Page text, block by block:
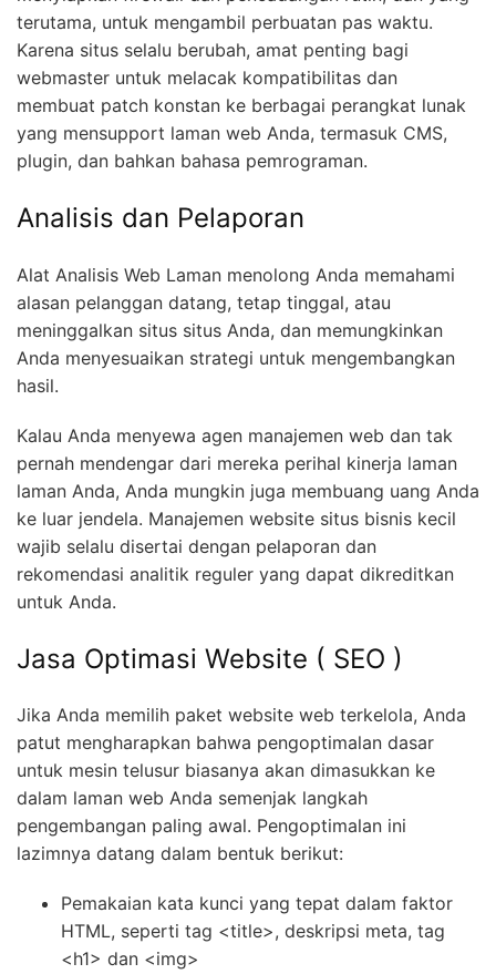
terutama, untuk mengambil perbuatan pas waktu.
Karena situs selalu berubah, amat penting bagi
webmaster untuk melacak kompatibilitas dan
membuat patch konstan ke berbagai perangkat lunak
yang mensupport laman web Anda, termasuk CMS,
plugin, dan bahkan bahasa pemrograman.
Analisis dan Pelaporan
Alat Analisis Web Laman menolong Anda memahami
alasan pelanggan datang, tetap tinggal, atau
meninggalkan situs situs Anda, dan memungkinkan
Anda menyesuaikan strategi untuk mengembangkan
hasil.
Kalau Anda menyewa agen manajemen web dan tak
pernah mendengar dari mereka perihal kinerja laman
laman Anda, Anda mungkin juga membuang uang Anda
ke luar jendela. Manajemen website situs bisnis kecil
wajib selalu disertai dengan pelaporan dan
rekomendasi analitik reguler yang dapat dikreditkan
untuk Anda.
Jasa Optimasi Website ( SEO )
Jika Anda memilih paket website web terkelola, Anda
patut mengharapkan bahwa pengoptimalan dasar
untuk mesin telusur biasanya akan dimasukkan ke
dalam laman web Anda semenjak langkah
pengembangan paling awal. Pengoptimalan ini
lazimnya datang dalam bentuk berikut:
Pemakaian kata kunci yang tepat dalam faktor
HTML, seperti tag <title>, deskripsi meta, tag
<h1> dan <img>